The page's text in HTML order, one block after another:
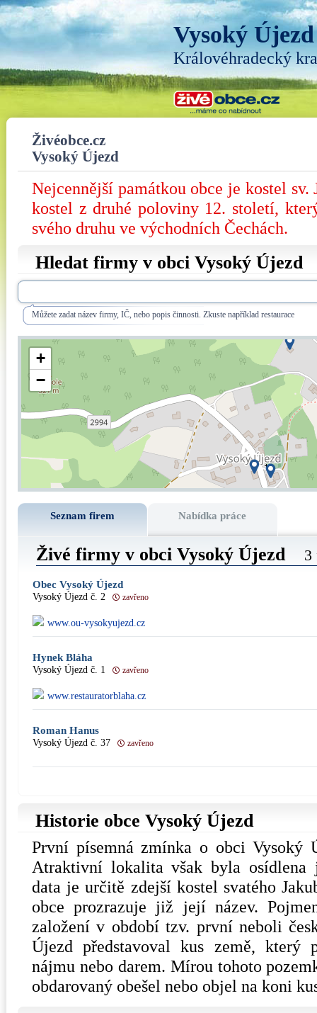
Vysoký Újezd
Královéhradecký
Živéobce.cz
Vysoký Újezd
Nejcennější památkou obce je kostel sv.
kostel z druhé poloviny 12. století,
svého druhu ve východních Čechách.
Hledat firmy v obci Vysoký Újezd
Můžete zadat název firmy, IČ, nebo popis činnosti. Zkuste například restaurace
+
−
Seznam firem Nabídka práce
Živé firmy v obci Vysoký Újezd 3
Obec Vysoký Újezd
Vysoký Újezd č. 2 zavřeno
www.ou-vysokyujezd.cz
Hynek Bláha
Vysoký Újezd č. 1 zavřeno
www.restauratorblaha.cz
Roman Hanus
Vysoký Újezd č. 37 zavřeno
Historie obce Vysoký Újezd
První písemná zmínka o obci Vysoký
Atraktivní lokalita však byla osídlena
data je určitě zdejší kostel svatého
obce prozrazuje již její název.
založení v období tzv. první neboli
Újezd představoval kus země, který
nájmu nebo darem. Mírou tohoto
obdarovaný obešel nebo objel na koni